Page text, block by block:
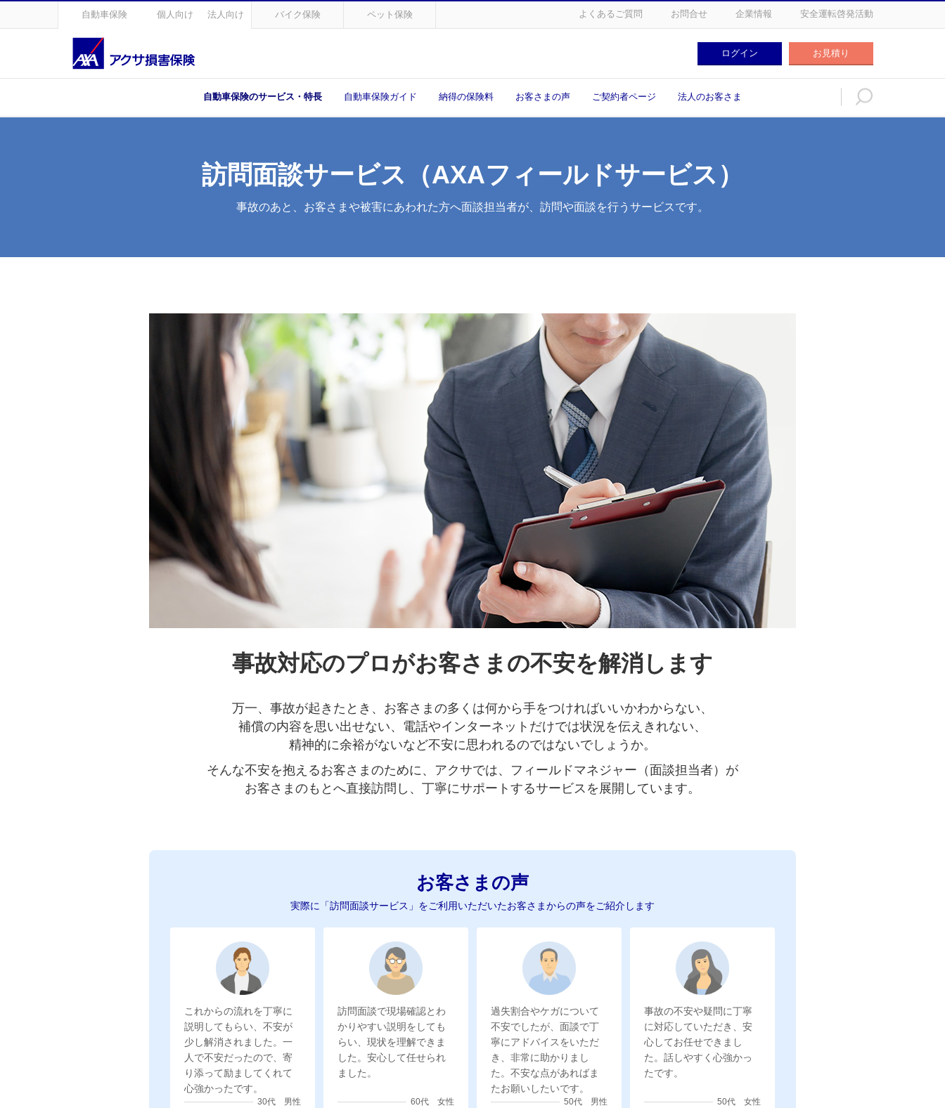
自動車保険 個人向け 法人向け バイク保険 ペット保険 よくあるご質問 お問合せ 企業情報 安全運転啓発活動
ログイン お見積り
自動車保険のサービス・特長 自動車保険ガイド 納得の保険料 お客さまの声 ご契約者ページ 法人のお客さま お見積り
訪問面談サービス（AXAフィールドサービス）
事故のあと、お客さまや被害にあわれた方へ面談担当者が、訪問や面談を行うサービスです。
事故対応のプロがお客さまの不安を解消します
万一、事故が起きたとき、お客さまの多くは何から手をつければいいかわからない、
補償の内容を思い出せない、電話やインターネットだけでは状況を伝えきれない、
精神的に余裕がないなど不安に思われるのではないでしょうか。
そんな不安を抱えるお客さまのために、アクサでは、フィールドマネジャー（面談担当者）が
お客さまのもとへ直接訪問し、丁寧にサポートするサービスを展開しています。
お客さまの声
実際に「訪問面談サービス」をご利用いただいたお客さまからの声をご紹介します
これからの流れを丁寧に
説明してもらい、不安が
少し解消されました。一
人で不安だったので、寄
り添って励ましてくれて
心強かったです。
30代 男性
訪問面談で現場確認とわ
かりやすい説明をしても
らい、現状を理解できま
した。安心して任せられ
ました。
60代 女性
過失割合やケガについて
不安でしたが、面談で丁
寧にアドバイスをいただ
き、非常に助かりまし
た。不安な点があればま
たお願いしたいです。
50代 男性
事故の不安や疑問に丁寧
に対応していただき、安
心してお任せできまし
た。話しやすく心強かっ
たです。
50代 女性